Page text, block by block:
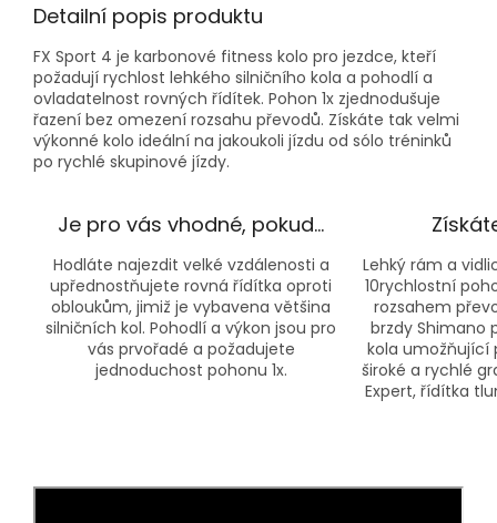
Detailní popis produktu
FX Sport 4 je karbonové fitness kolo pro jezdce, kteří
požadují rychlost lehkého silničního kola a pohodlí a
ovladatelnost rovných řídítek. Pohon 1x zjednodušuje
řazení bez omezení rozsahu převodů. Získáte tak velmi
výkonné kolo ideální na jakoukoli jízdu od sólo tréninků
po rychlé skupinové jízdy.
Je pro vás vhodné, pokud…
Hodláte najezdit velké vzdálenosti a
upřednostňujete rovná řídítka oproti
obloukům, jimiž je vybavena většina
silničních kol. Pohodlí a výkon jsou pro
vás prvořadé a požadujete
jednoduchost pohonu 1x.
Lehký rám a
10rychlostní
rozsahem
brzdy Shimano
kola umožňující
široké a rychlé
Expert, řídítka